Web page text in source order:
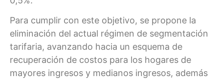
Para cumplir con este objetivo, se propone la
eliminación del actual régimen de segmentación
tarifaria, avanzando hacia un esquema de
recuperación de costos para los hogares de
mayores ingresos y medianos ingresos, además